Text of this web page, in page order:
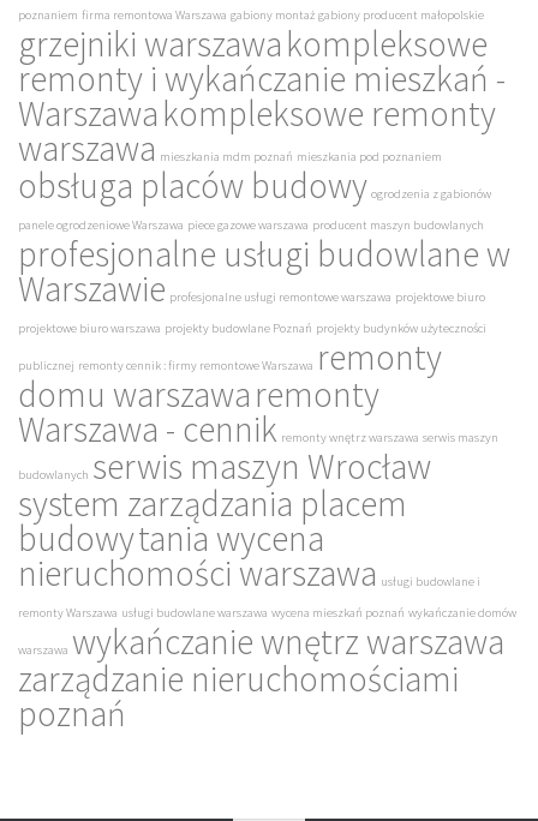
poznaniem firma remontowa Warszawa gabiony montaż gabiony producent małopolskie
grzejniki warszawakompleksowe
remonty i wykańczanie mieszkań -
Warszawakompleksowe remonty
warszawa mieszkania mdm poznań mieszkania pod poznaniem
obsługa placów budowy ogrodzenia z gabionów
panele ogrodzeniowe Warszawa piece gazowe warszawa producent maszyn budowlanych
profesjonalne usługi budowlane w
Warszawie profesjonalne usługi remontowe warszawa projektowe biuro
projektowe biuro warszawa projekty budowlane Poznań projekty budynków użyteczności
publicznej remonty cennik : firmy remontowe Warszawa remonty
domu warszawaremonty
Warszawa - cennik remonty wnętrz warszawa serwis maszyn
budowlanych serwis maszyn Wrocław
system zarządzania placem
budowytania wycena
nieruchomości warszawa usługi budowlane i
remonty Warszawa usługi budowlane warszawa wycena mieszkań poznań wykańczanie domów
warszawa wykańczanie wnętrz warszawa
zarządzanie nieruchomościami
poznań